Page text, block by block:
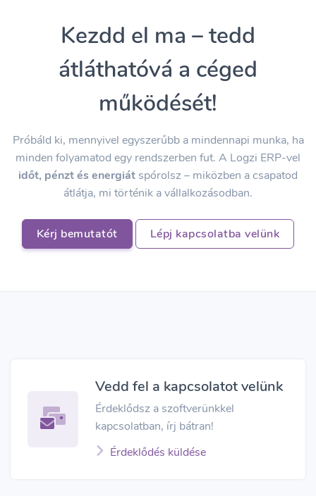
Kezdd el ma – tedd
átláthatóvá a céged
működését!
Próbáld ki, mennyivel egyszerűbb a mindennapi munka, ha
minden folyamatod egy rendszerben fut. A Logzi ERP-vel
időt, pénzt és energiát spórolsz – miközben a csapatod
átlátja, mi történik a vállalkozásodban.
Kérj bemutatót Lépj kapcsolatba velünk
Vedd fel a kapcsolatot velünk
Érdeklődsz a szoftverünkkel
kapcsolatban, írj bátran!
Érdeklődés küldése